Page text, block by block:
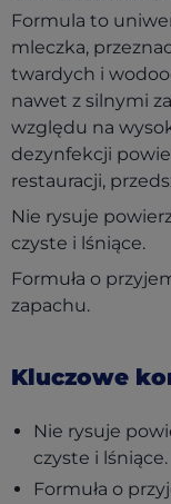
Formula to
mleczka,
twardych i
nawet z silnymi
względu na
dezynfekcji
restauracji,
Nie rysuje
czyste i lśniące.
Formuła o
zapachu.
Kluczowe
Nie rysuje
czyste i lśniące.
Formuła o